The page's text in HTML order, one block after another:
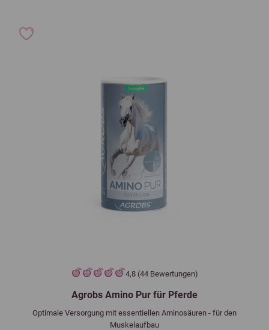
4,8 (44 Bewertungen)
Agrobs Amino Pur für Pferde
Optimale Versorgung mit essentiellen Aminosäuren - für den
Muskelaufbau